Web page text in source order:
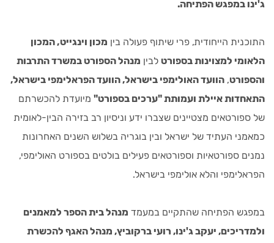
ג'ינו במפגש הפתיחה.
התוכנית הייחודית, פרי שיתוף פעולה בין מכון וינגייט, המכון
הלאומי למצוינות בספורט לבין מנהל הספורט במשרד התרבות
והספורט, הוועד האולימפי בישראל, הוועד הפראלימפי בישראל,
התאחדות איילת ועמותת "ערכים בספורט" מיועדת להכשרתם
של ספורטאים מצטיינים שצברו ידע וניסיון רב בזירה הבין-לאומית
כמאמני העתיד של ישראל ובין בוגריה בשלוש השנים האחרונות
נמנים ספורטאיות וספורטאים פעילים בולטים בספורט האולימפי,
הפראלימפי והלא אולימפי בישראל.
במפגש הפתיחה שהתקיים במעמד מנהל בית הספר למאמנים
ולמדריכים, יעקב ג'ינו, רועי ברקוביץ, מנהל האגף להכשרת